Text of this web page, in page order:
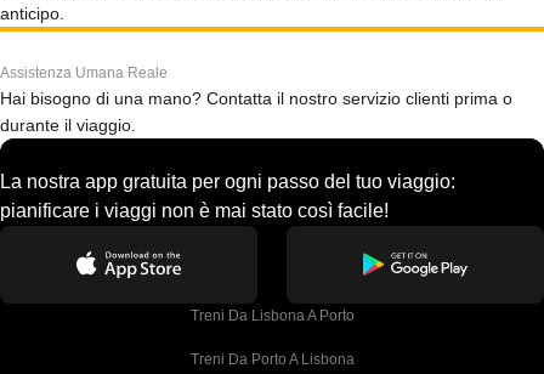
anticipo.
Assistenza Umana Reale
Hai bisogno di una mano? Contatta il nostro servizio clienti prima o
durante il viaggio.
La nostra app gratuita per ogni passo del tuo viaggio:
pianificare i viaggi non è mai stato così facile!
Treni Da Lisbona A Porto
Treni Da Porto A Lisbona